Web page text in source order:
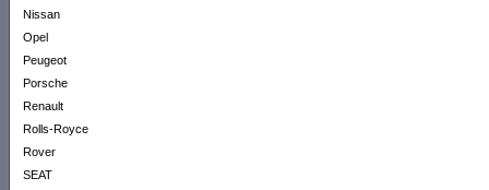
Nissan
Opel
Peugeot
Porsche
Renault
Rolls-Royce
Rover
SEAT